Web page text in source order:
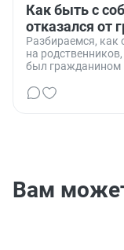
Как быть с
отказался от
Разбираемся, как
на
был гражданином
Вам